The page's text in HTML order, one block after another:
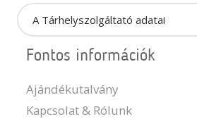
A Tárhelyszolgáltató adatai
Fontos információk
Ajándékutalvány
Kapcsolat & Rólunk